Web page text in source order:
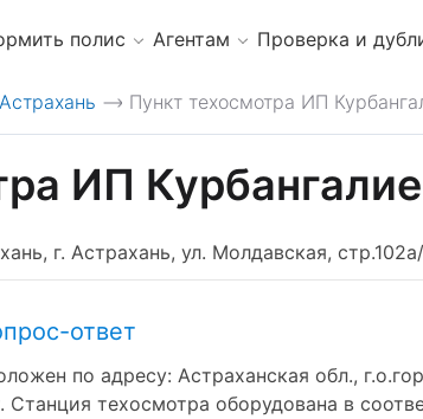
полис Агентам Проверка и
Астрахань >
ИП
г. Астрахань, ул. Молдавская,
ответ
по адресу: Астраханская обл.,
техосмотра оборудована в